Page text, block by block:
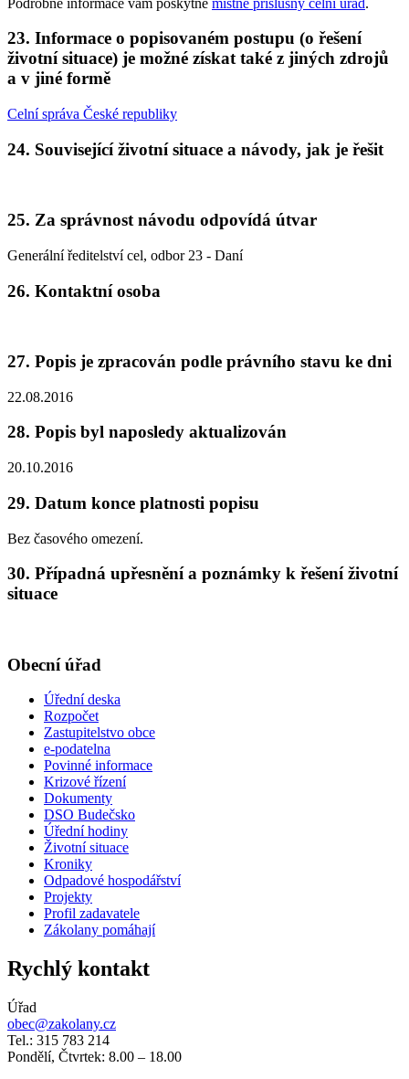
23. Informace o popisovaném postupu (o řešení
životní situace) je možné získat také z jiných zdrojů
a v jiné formě
Celní správa České republiky
24. Související životní situace a návody, jak je řešit
25. Za správnost návodu odpovídá útvar
Generální ředitelství cel, odbor 23 - Daní
26. Kontaktní osoba
27. Popis je zpracován podle právního stavu ke dni
22.08.2016
28. Popis byl naposledy aktualizován
20.10.2016
29. Datum konce platnosti popisu
Bez časového omezení.
30. Případná upřesnění a poznámky k řešení životní
situace
Obecní úřad
Úřední deska
Rozpočet
Zastupitelstvo obce
e-podatelna
Povinné informace
Krizové řízení
Dokumenty
DSO Budečsko
Úřední hodiny
Životní situace
Kroniky
Odpadové hospodářství
Projekty
Profil zadavatele
Zákolany pomáhají
Rychlý kontakt
Úřad
obec@zakolany.cz
Tel.: 315 783 214
Pondělí, Čtvrtek: 8.00 – 18.00